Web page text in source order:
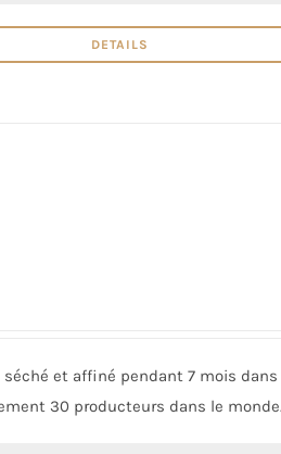
DETAILS
séché et affiné pendant 7 mois
30 producteurs dans le